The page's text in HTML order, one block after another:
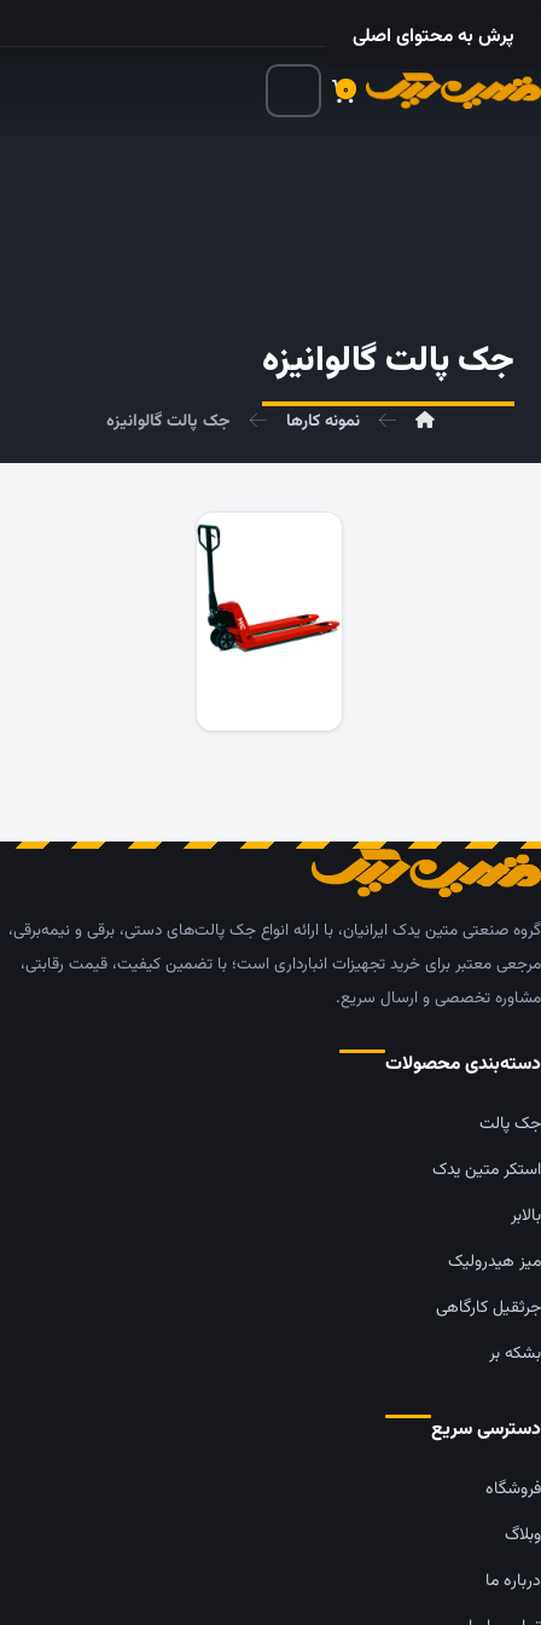
۰۲۱ – ۵۵۲۴ ۵۳۲۵
۰
پرش به محتوای اصلی
جک پالت گالوانیزه
نمونه کارها جک پالت گالوانیزه
گروه صنعتی متین یدک ایرانیان، با ارائه انواع جک پالت‌های دستی، برقی و نیمه‌برقی،
مرجعی معتبر برای خرید تجهیزات انبارداری است؛ با تضمین کیفیت، قیمت رقابتی،
مشاوره تخصصی و ارسال سریع.
دسته‌بندی محصولات
جک پالت
استکر متین یدک
بالابر
میز هیدرولیک
جرثقیل کارگاهی
بشکه بر
دسترسی سریع
فروشگاه
وبلاگ
درباره ما